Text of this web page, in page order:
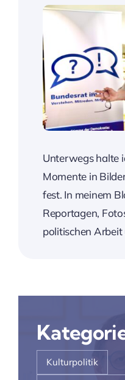
Unterwegs halte
Momente in
fest. In meinem
Reportagen,
politischen
Kulturpolitik